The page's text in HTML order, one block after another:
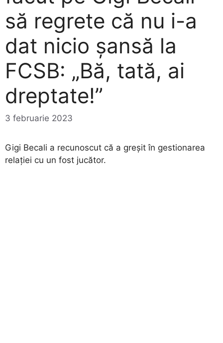
să regrete că nu i-a
dat nicio șansă la
FCSB: „Bă, tată, ai
dreptate!”
3 februarie 2023
Gigi Becali a recunoscut că a greșit în gestionarea
relației cu un fost jucător.